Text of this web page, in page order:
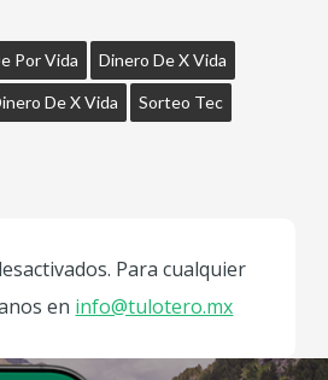
Por Vida Dinero De X Vida
De X Vida Sorteo Tec
Para cualquier
en info@tulotero.mx